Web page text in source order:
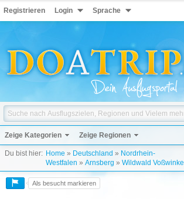
Registrieren Login Sprache
Zeige Kategorien Zeige Regionen
Du bist hier: Home » Deutschland » Nordrhein-
Westfalen » Arnsberg » Wildwald Voßwinkel
Als besucht markieren